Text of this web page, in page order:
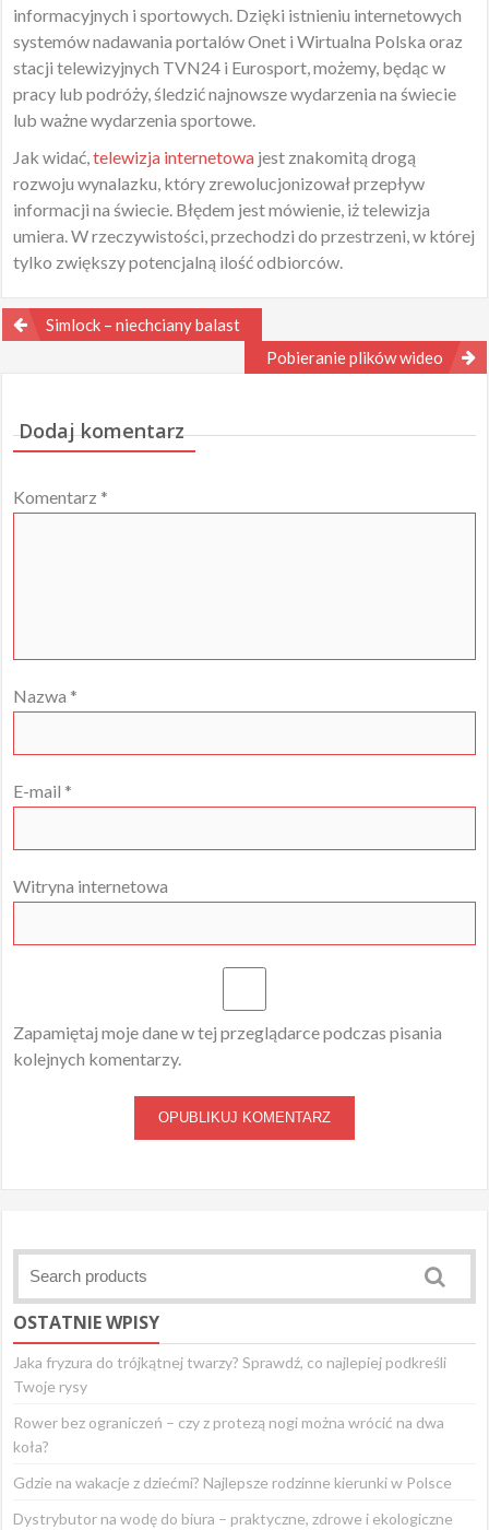
informacyjnych i sportowych. Dzięki istnieniu internetowych
systemów nadawania portalów Onet i Wirtualna Polska oraz
stacji telewizyjnych TVN24 i Eurosport, możemy, będąc w
pracy lub podróży, śledzić najnowsze wydarzenia na świecie
lub ważne wydarzenia sportowe.
Jak widać,telewizja internetowa jest znakomitą drogą
rozwoju wynalazku, który zrewolucjonizował przepływ
informacji na świecie. Błędem jest mówienie, iż telewizja
umiera. W rzeczywistości, przechodzi do przestrzeni, w której
tylko zwiększy potencjalną ilość odbiorców.
Nawigacja
Simlock – niechciany balast
Pobieranie plików wideo
Dodaj komentarz
Komentarz *
Nazwa *
E-mail *
Witryna internetowa
Zapamiętaj moje dane w tej przeglądarce podczas pisania
kolejnych komentarzy.
OSTATNIE WPISY
Jaka fryzura do trójkątnej twarzy? Sprawdź, co najlepiej podkreśli
Twoje rysy
Rower bez ograniczeń – czy z protezą nogi można wrócić na dwa
koła?
Gdzie na wakacje z dziećmi? Najlepsze rodzinne kierunki w Polsce
Dystrybutor na wodę do biura – praktyczne, zdrowe i ekologiczne